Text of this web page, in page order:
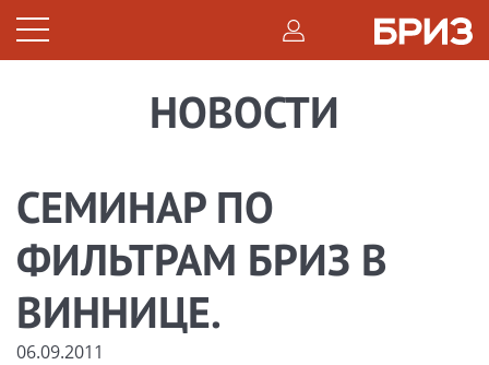
НОВОСТИ
СЕМИНАР ПО
ФИЛЬТРАМ БРИЗ В
ВИННИЦЕ.
06.09.2011